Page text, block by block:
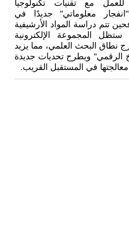
مع تقنيات تكنولوجيا
معلوماتي" جديدًا في
تتم دراسة المواد الأرشيفية
ستظل المجموعة الإلكترونية
نطاق البحث العلمي، مما يزيد
الرقمي" ويطرح تحديات جديدة
في المستقبل القريب.